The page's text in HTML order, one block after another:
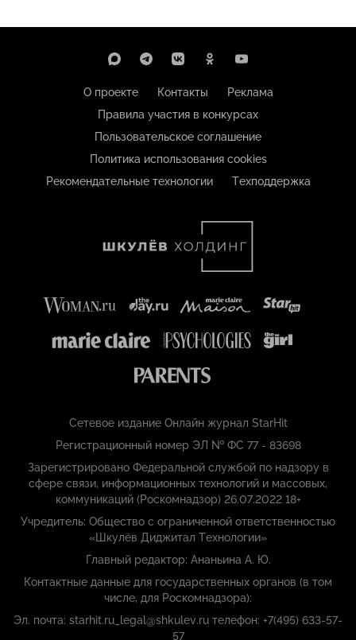
О проекте Контакты
Реклама
Правила участия в конкурсах
Пользовательское соглашение
Политика использования cookies
Рекомендательные технологии
Техподдержка
Сетевое издание Онлайн журнал StarHit
Регистрационный номер ЭЛ № ФС 77 - 83698
Зарегистрировано Федеральной службой по надзору в
сфере связи, информационных технологий и массовых,
коммуникаций (Роскомнадзор) 26.07.2022 18+
Учредитель: Общество с ограниченной ответственностью
«Шкулёв Диджитал Технологии»
Главный редактор: Ананьина А. Ю.
Контактные данные для государственных органов (в том
числе, для Роскомнадзора):
Эл. почта: starhit.ru_legal@shkulev.ru телефон: +7(495) 633-57-
57